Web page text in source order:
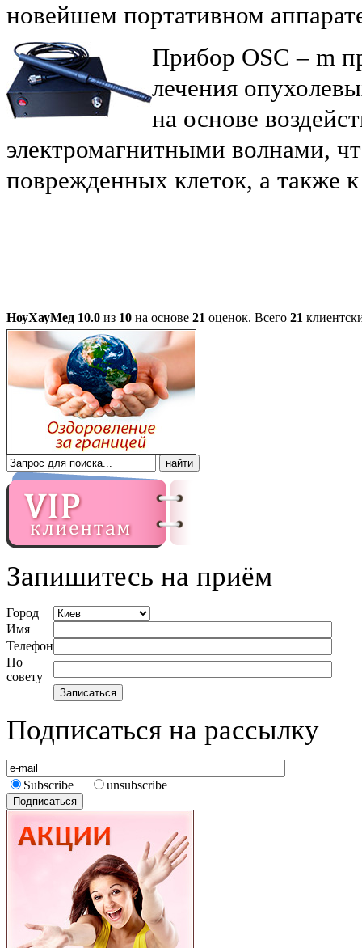
новейшем портативном
Прибор OSC – m
лечения
на основе
электромагнитными волнами,
поврежденных клеток, а также
НоуХауМед 10.0 из 10 на основе 21 оценок. Всего 21
Запишитесь на приём
Город
Имя
Телефон
По
совету
Подписаться на рассылку
Subscribe unsubscribe